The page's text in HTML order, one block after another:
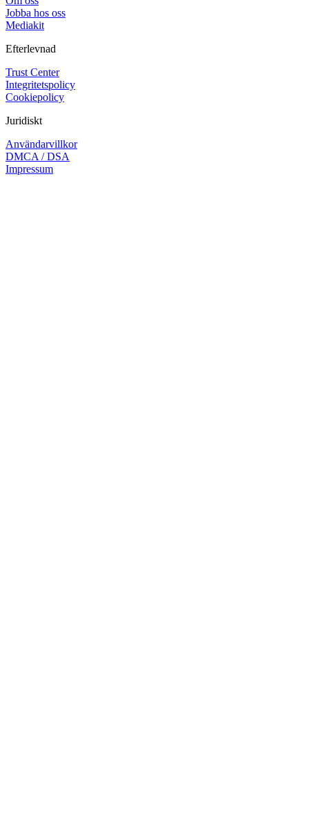
Jobba hos oss
Mediakit
Efterlevnad
Trust Center
Integritetspolicy
Cookiepolicy
Juridiskt
Användarvillkor
DMCA / DSA
Impressum